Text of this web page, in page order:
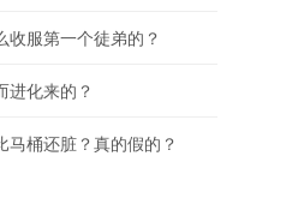
收服第一个徒弟的？
进化来的？
马桶还脏？真的假的？